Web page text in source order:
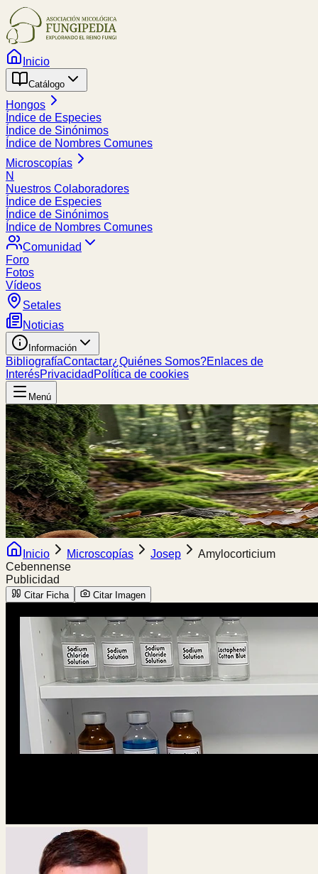
Inicio
Catálogo
Hongos
Índice de Especies
Índice de Sinónimos
Índice de Nombres Comunes
Microscopías
N
Nuestros Colaboradores
Índice de Especies
Índice de Sinónimos
Índice de Nombres Comunes
Comunidad
Foro
Fotos
Vídeos
Setales
Noticias
Información
BibliografíaContactar¿Quiénes Somos?Enlaces de
InterésPrivacidad Política de cookies
Menú
Inicio Microscopías Josep
Amylocorticium
Cebennense
Publicidad
Citar Ficha Citar Imagen